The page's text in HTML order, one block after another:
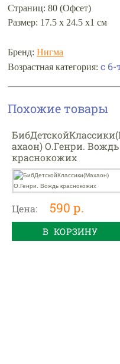
Страниц: 80 (Офсет)
Размер: 17.5 х 24.5 х1 см
Бренд:Нигма
Возрастная категория:с 6-
Похожие товары
ахаон) О.Генри. Вождь
краснокожих
Цена: 590 р.
В КОРЗИНУ